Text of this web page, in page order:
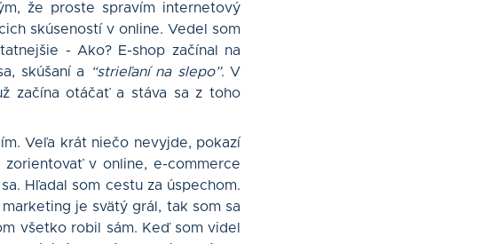
že proste spravím internetový
skúseností v online. Vedel som
- Ako? E-shop začínal na
skúšaní a
“strieľaní na slepo”. V
začína otáčať a stáva sa z toho
Veľa krát niečo nevyjde, pokazí
v online, e-commerce
Hľadal som cestu za úspechom.
je svätý grál, tak som sa
všetko robil sám. Keď som videl